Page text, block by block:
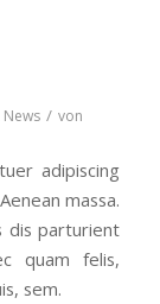
News / von
adipiscing
massa.
dis parturient
quam felis,
sem.